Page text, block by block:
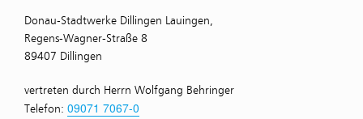
Donau-Stadtwerke Dillingen Lauingen,
Regens-Wagner-Straße 8
89407 Dillingen
vertreten durch Herrn Wolfgang Behringer
Telefon: 09071 7067-0